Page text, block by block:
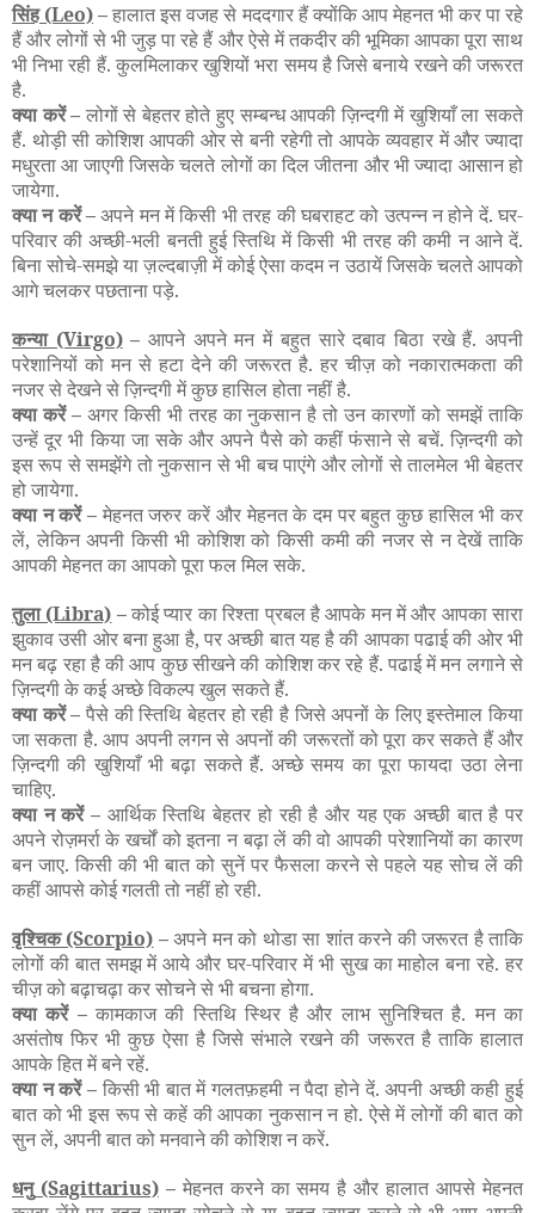
सिंह(Leo)–हालात इस वजह से मददगार हैं क्योंकि आप मेहनत भी कर पा रहे
हैं और लोगों से भी जुड़ पा रहे हैं और ऐसे में तकदीर की भूमिका आपका पूरा साथ
भी निभा रही हैं. कुलमिलाकर खुशियों भरा समय है जिसे बनाये रखने की जरूरत
है.
क्या करें – लोगों से बेहतर होते हुए सम्बन्ध आपकी ज़िन्दगी में खुशियाँ ला सकते
हैं. थोड़ी सी कोशिश आपकी ओर से बनी रहेगी तो आपके व्यवहार में और ज्यादा
मधुरता आ जाएगी जिसके चलते लोगों का दिल जीतना और भी ज्यादा आसान हो
जायेगा.
क्या न करें –अपने मन में किसी भी तरह की घबराहट को उत्पन्न न होने दें. घर-
परिवार की अच्छी-भली बनती हुई स्तिथि में किसी भी तरह की कमी न आने दें.
बिना सोचे-समझे या ज़ल्दबाज़ी में कोई ऐसा कदम न उठायें जिसके चलते आपको
आगे चलकर पछताना पड़े.
कन्या(Virgo)– आपने अपने मन में बहुत सारे दबाव बिठा रखे हैं. अपनी
परेशानियों को मन से हटा देने की जरूरत है. हर चीज़ को नकारात्मकता की
नजर से देखने से ज़िन्दगी में कुछ हासिल होता नहीं है.
क्या करें – अगर किसी भी तरह का नुकसान है तो उन कारणों को समझें ताकि
उन्हें दूर भी किया जा सके और अपने पैसे को कहीं फंसाने से बचें. ज़िन्दगी को
इस रूप से समझेंगे तो नुकसान से भी बच पाएंगे और लोगों से तालमेल भी बेहतर
हो जायेगा.
क्या न करें – मेहनत जरुर करें और मेहनत के दम पर बहुत कुछ हासिल भी कर
लें, लेकिन अपनी किसी भी कोशिश को किसी कमी की नजर से न देखें ताकि
आपकी मेहनत का आपको पूरा फल मिल सके.
तुला(Libra) –कोई प्यार का रिश्ता प्रबल है आपके मन में और आपका सारा
झुकाव उसी ओर बना हुआ है, पर अच्छी बात यह है की आपका पढाई की ओर भी
मन बढ़ रहा है की आप कुछ सीखने की कोशिश कर रहे हैं. पढाई में मन लगाने से
ज़िन्दगी के कई अच्छे विकल्प खुल सकते हैं.
क्या करें – पैसे की स्तिथि बेहतर हो रही है जिसे अपनों के लिए इस्तेमाल किया
जा सकता है. आप अपनी लगन से अपनों की जरूरतों को पूरा कर सकते हैं और
ज़िन्दगी की खुशियाँ भी बढ़ा सकते हैं. अच्छे समय का पूरा फायदा उठा लेना
चाहिए.
क्या न करें – आर्थिक स्तिथि बेहतर हो रही है और यह एक अच्छी बात है पर
अपने रोज़मर्रा के खर्चों को इतना न बढ़ा लें की वो आपकी परेशानियों का कारण
बन जाए. किसी की भी बात को सुनें पर फैसला करने से पहले यह सोच लें की
कहीं आपसे कोई गलती तो नहीं हो रही.
वृश्चिक(Scorpio) – अपने मन को थोडा सा शांत करने की जरूरत है ताकि
लोगों की बात समझ में आये और घर-परिवार में भी सुख का माहोल बना रहे. हर
चीज़ को बढ़ाचढ़ा कर सोचने से भी बचना होगा.
क्या करें – कामकाज की स्तिथि स्थिर है और लाभ सुनिश्चित है. मन का
असंतोष फिर भी कुछ ऐसा है जिसे संभाले रखने की जरूरत है ताकि हालात
आपके हित में बने रहें.
क्या न करें – किसी भी बात में गलतफ़हमी न पैदा होने दें. अपनी अच्छी कही हुई
बात को भी इस रूप से कहें की आपका नुकसान न हो. ऐसे में लोगों की बात को
सुन लें, अपनी बात को मनवाने की कोशिश न करें.
धनु(Sagittarius)– मेहनत करने का समय है और हालात आपसे मेहनत